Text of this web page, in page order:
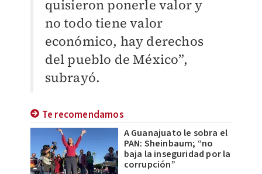
quisieron ponerle valor y
no todo tiene valor
económico, hay derechos
del pueblo de México”,
subrayó.
Te recomendamos
A Guanajuato le sobra el
PAN: Sheinbaum; “no
baja la inseguridad por la
corrupción”